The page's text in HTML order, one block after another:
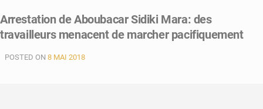
Arrestation de Aboubacar Sidiki Mara: des
travailleurs menacent de marcher pacifiquement
POSTED ON 8 MAI 2018